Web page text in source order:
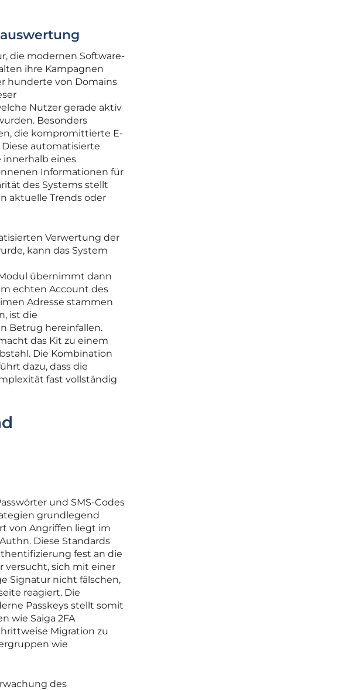
die modernen Software-
ihre Kampagnen
hunderte von Domains
Nutzer gerade aktiv
Besonders
die kompromittierte E-
automatisierte
innerhalb eines
Informationen für
des Systems stellt
aktuelle Trends oder
Verwertung der
kann das System
übernimmt dann
echten Account des
Adresse stammen
ist die
Betrug hereinfallen.
das Kit zu einem
Die Kombination
dazu, dass die
fast vollständig
und SMS-Codes
grundlegend
von Angriffen liegt im
Diese Standards
fest an die
versucht, sich mit einer
Signatur nicht fälschen,
reagiert. Die
Passkeys stellt somit
wie Saiga 2FA
Migration zu
wie
des